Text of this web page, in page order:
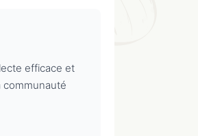
efficace et
communauté